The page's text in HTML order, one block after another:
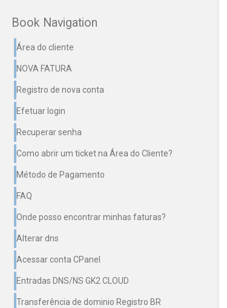
Book Navigation
Área do cliente
NOVA FATURA
Registro de nova conta
Efetuar login
Recuperar senha
Como abrir um ticket na Área do Cliente?
Método de Pagamento
FAQ
Onde posso encontrar minhas faturas?
Alterar dns
Acessar conta CPanel
Entradas DNS/NS GK2 CLOUD
Transferência de dominio Registro BR